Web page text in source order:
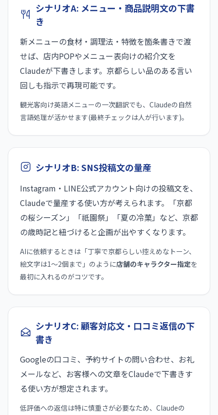
シナリオA: メニュー・商品説明文の下書
き
新メニューの食材・調理法・特徴を箇条書きで渡
せば、店内POPやメニュー表向けの紹介文を
Claudeが下書きします。京都らしい品のある言い
回しも指示で再現可能です。
観光客向け英語メニューの一次翻訳でも、Claudeの自然
言語処理が活かせます(最終チェックは人が行います)。
シナリオB: SNS投稿文の量産
Instagram・LINE公式アカウント向けの投稿文を、
Claudeで量産する使い方が考えられます。「京都
の桜シーズン」「祇園祭」「夏の冷菓」など、京都
の歳時記と紐づけると企画が出やすくなります。
AIに依頼するときは「丁寧で京都らしい控えめなトーン、
絵文字は1〜2個まで」のように店舗のキャラクター指定を
最初に入れるのがコツです。
シナリオC: 顧客対応文・口コミ返信の下
書き
Googleの口コミ、予約サイトの問い合わせ、お礼
メールなど、お客様への文章をClaudeで下書きす
る使い方が想定されます。
低評価への返信は特に慎重さが必要なため、Claudeの